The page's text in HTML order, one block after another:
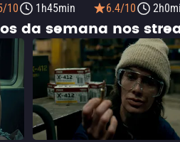
10
1h45min
6.4/10
da semana nos